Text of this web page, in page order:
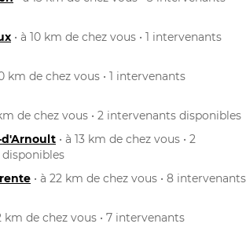
• à 10 km de chez vous • 1 intervenants
km de chez vous • 1 intervenants
km de chez vous • 2 intervenants disponibles
d'Arnoult • à 13 km de chez vous • 2
• à 22 km de chez vous • 8 intervenants
km de chez vous • 7 intervenants